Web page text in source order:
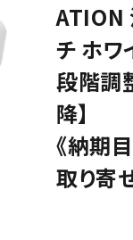
ATION
チ ホワ
段階調
降】
《納期
取り寄